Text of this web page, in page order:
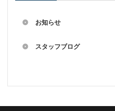
お知らせ
スタッフブログ